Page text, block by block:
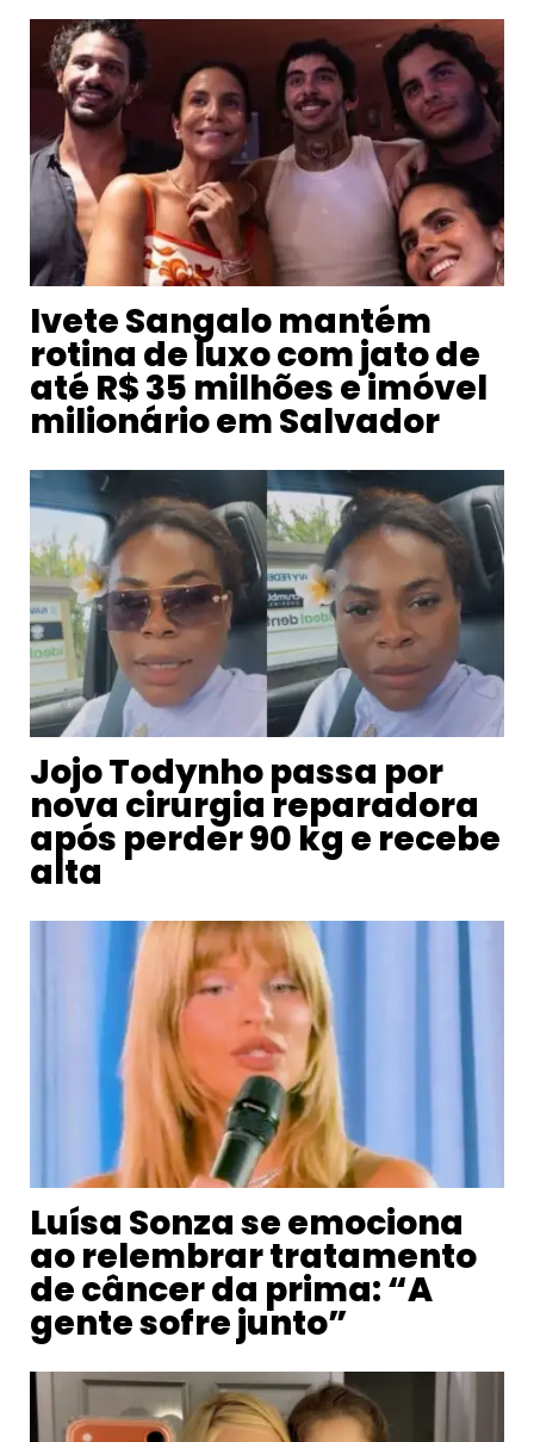
Ivete Sangalo mantém
rotina de luxo com jato de
até R$ 35 milhões e imóvel
milionário em Salvador
Jojo Todynho passa por
nova cirurgia reparadora
após perder 90 kg e recebe
alta
Luísa Sonza se emociona
ao relembrar tratamento
de câncer da prima: “A
gente sofre junto”